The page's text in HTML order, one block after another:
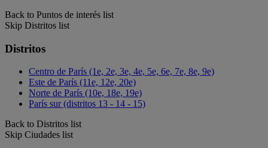
Back to Puntos de interés list
Skip Distritos list
Distritos
Centro de París (1e, 2e, 3e, 4e, 5e, 6e, 7e, 8e, 9e)
Este de París (11e, 12e, 20e)
Norte de París (10e, 18e, 19e)
París sur (distritos 13 - 14 - 15)
Back to Distritos list
Skip Ciudades list